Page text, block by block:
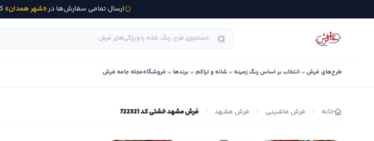
ارسال تمامی سفارش‌ها در«شهر همدان»
طرح‌های فرش انتخاب بر اساس رنگ زمینه شانه و تراکم برندها فروشگاهمجله جامه فرش
خانه / فرش ماشینی / فرش مشهد / فرش مشهد خشتی کد 722321